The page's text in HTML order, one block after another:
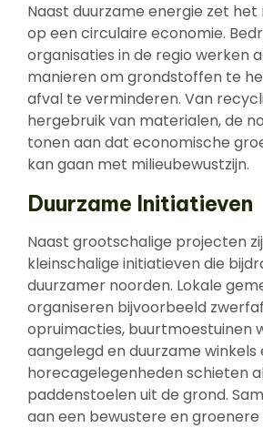
Naast duurzame energie zet het
op een circulaire economie.
organisaties in de regio werken
manieren om grondstoffen te
afval te verminderen. Van
hergebruik van materialen, de
tonen aan dat economische
kan gaan met milieubewustzijn.
Duurzame Initiatieven
Naast grootschalige projecten
kleinschalige initiatieven die
duurzamer noorden. Lokale
organiseren bijvoorbeeld
opruimacties, buurtmoestuinen
aangelegd en duurzame winkels
horecagelegenheden schieten
paddenstoelen uit de grond.
aan een bewustere en groenere